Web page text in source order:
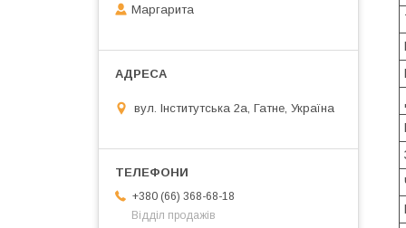
Маргарита
вул. Інститутська 2а, Гатне, Україна
+380 (66) 368-68-18
Відділ продажів